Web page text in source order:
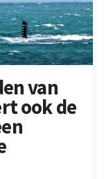
van
ook de